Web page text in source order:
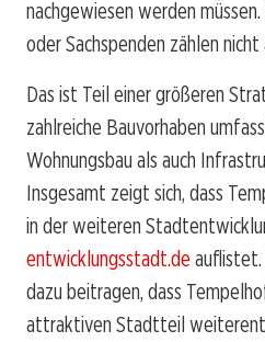
nachgewiesen werden
oder Sachspenden zählen
Das ist Teil einer größeren
zahlreiche Bauvorhaben
Wohnungsbau als auch
Insgesamt zeigt sich, dass
in der weiteren
entwicklungsstadt.de auflistet.
dazu beitragen, dass
attraktiven Stadtteil